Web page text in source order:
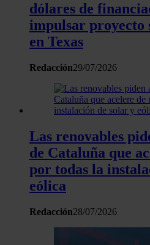
dólares de
impulsar proyecto
en Texas
Redacción29/07/2026
Las renovables
de Cataluña que
por todas la
eólica
Redacción28/07/2026